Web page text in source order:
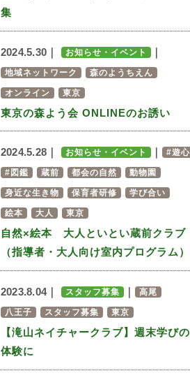
集
2024.5.30｜ お知らせ・イベント
地域ネットワーク 森のようちえん
オンライン 東京
東京の森よう会 ONLINEのお誘い
2024.5.28｜ お知らせ・イベント #遊心
#図鑑 蔵前 都会の自然 動物園
身近な生き物 保育者研修 学び合い
絵本 大人 東京
自然×絵本 大人といとい蔵前クラブ
（指導者・大人向け室内プログラム）
2023.8.04｜ スタッフ募集 高尾
八王子 スタッフ募集 東京
【滝山ネイチャークラブ】週末学びの
体験に